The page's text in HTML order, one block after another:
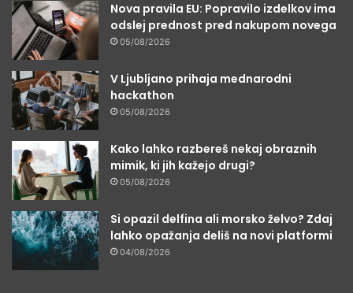
Nova pravila EU: Popravilo izdelkov ima
odslej prednost pred nakupom novega
05/08/2026
V Ljubljano prihaja mednarodni
hackathon
05/08/2026
Kako lahko razbereš nekaj obraznih
mimik, ki jih kažejo drugi?
05/08/2026
Si opazil delfina ali morsko želvo? Zdaj
lahko opažanja deliš na novi platformi
04/08/2026